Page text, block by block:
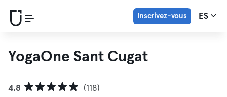
Inscrivez-vous ES
YogaOne Sant Cugat
4.8
(118)